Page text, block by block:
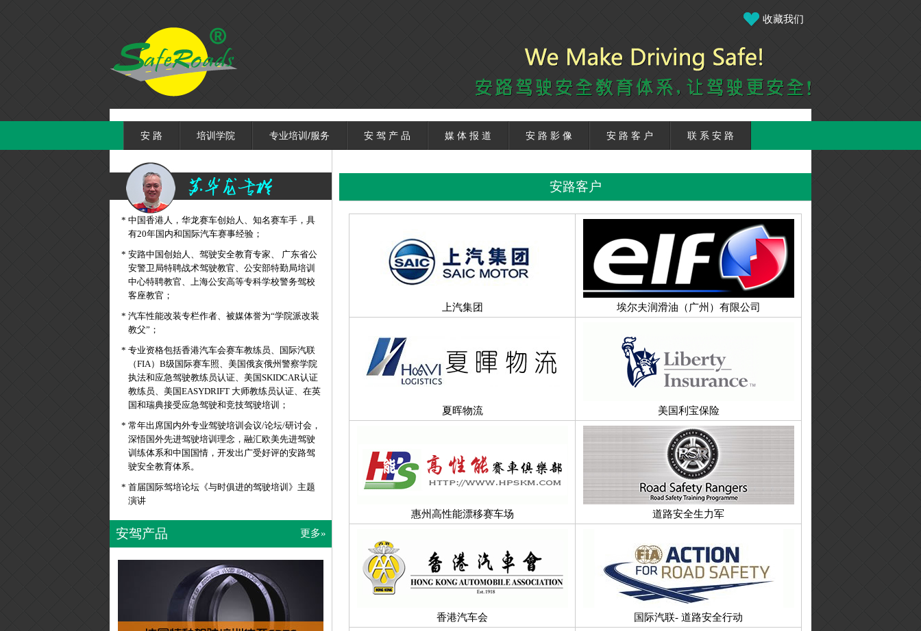
收藏我们
安 路 培训学院 专业培训/服务 安 驾 产 品 媒 体 报 道 安 路 影 像 安 路 客 户 联 系 安 路
* 中国香港人，华龙赛车创始人、知名赛车手，具
有20年国内和国际汽车赛事经验；
* 安路中国创始人、驾驶安全教育专家、 广东省公
安警卫局特聘战术驾驶教官、公安部特勤局培训
中心特聘教官、上海公安高等专科学校警务驾校
客座教官；
* 汽车性能改装专栏作者、被媒体誉为“学院派改装
教父”；
* 专业资格包括香港汽车会赛车教练员、国际汽联
（FIA）B级国际赛车照、美国俄亥俄州警察学院
执法和应急驾驶教练员认证、美国SKIDCAR认证
教练员、美国EASYDRIFT 大师教练员认证、在英
国和瑞典接受应急驾驶和竞技驾驶培训；
* 常年出席国内外专业驾驶培训会议/论坛/研讨会，
深悟国外先进驾驶培训理念，融汇欧美先进驾驶
训练体系和中国国情，开发出广受好评的安路驾
驶安全教育体系。
* 首届国际驾培论坛《与时俱进的驾驶培训》主题
演讲
安驾产品 更多»
安路客户
上汽集团 埃尔夫润滑油（广州）有限公司
夏晖物流 美国利宝保险
惠州高性能漂移赛车场 道路安全生力军
香港汽车会 国际汽联- 道路安全行动